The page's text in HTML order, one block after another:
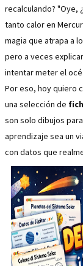
recalculando? "Oye,
tanto calor en
magia que atrapa a
pero a veces
intentar meter el
Por eso, hoy quiero
una selección de
son solo dibujos
aprendizaje sea un
con datos que